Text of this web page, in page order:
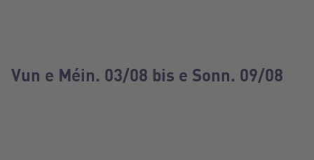
Vun e Méin. 03/08 bis e Sonn. 09/08